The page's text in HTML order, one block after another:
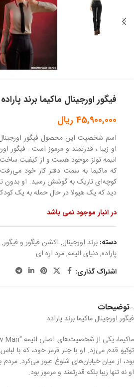
فیگور اورجینال ماکیما برند پاراده
45,900,000 ریال
اسم شخصیت این محصول فیگور اورجینال
او زیبا ، قدرتمند و مرموز است . فیگور
انیمه تولز موجود هست و از کیفیت ساخت
که ماکیما به سمت دفتر کار خود
کوچه‌ای تاریک به گوشش رسید. او
دید که یک هیولا در حال حمله به یک
در انبار موجود نمی باشد
دسته: برند اورجینال, اکشن فیگور و فیگور,
پاراده,دنیای انیمه,مرد اره ای
اشتراک گذاری:
توضیحات
فیگور اورجینال ماکیما برند پاراده
توکیو قدم می‌زد. او با چتر قرمز خود، که
بود، از میان خیابان‌های شلوغ عبور می‌کرد. مردم
او نه تنها زیبا بلکه قدرتمند و مرموز بود.